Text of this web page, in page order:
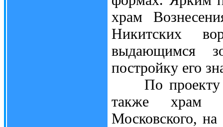
храм
Никитских
выдающимся
постройку его
По проекту
также храм
Московского,